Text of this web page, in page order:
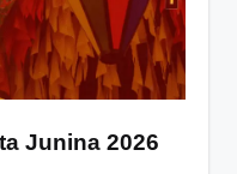
Junina 2026